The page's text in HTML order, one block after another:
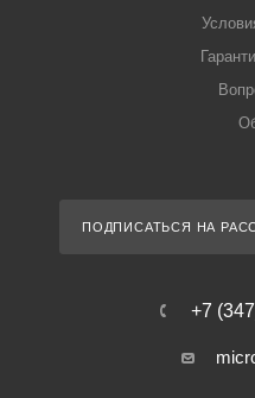
ПОДПИСАТЬСЯ НА
+7